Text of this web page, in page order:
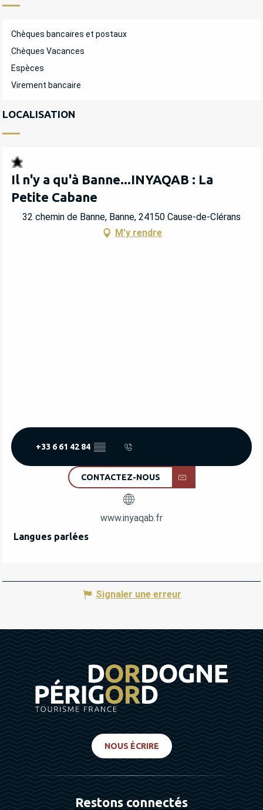
Chèques bancaires et postaux
Chèques Vacances
Espèces
Virement bancaire
LOCALISATION
Il n'y a qu'à Banne...INYAQAB : La
Petite Cabane
32 chemin de Banne, Banne, 24150 Cause-de-Clérans
M'y rendre
+33 6 61 42 84 ▒▒
CONTACTEZ-NOUS
www.inyaqab.fr
Langues parlées
Langues parlées
Signaler une erreur
NOUS ÉCRIRE
Restons connectés